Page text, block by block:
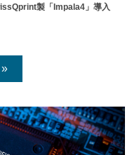
製「Impala4」導入